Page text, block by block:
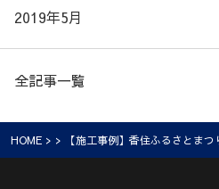
2019年5月
全記事一覧
HOME > > 【施工事例】香住ふるさとまつ